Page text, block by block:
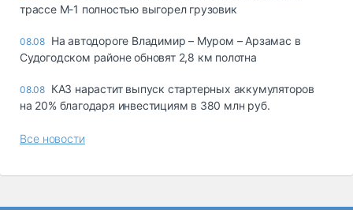
трассе М-1 полностью выгорел грузовик
08.08 На автодороге Владимир – Муром – Арзамас в
Судогодском районе обновят 2,8 км полотна
08.08 КАЗ нарастит выпуск стартерных аккумуляторов
на 20% благодаря инвестициям в 380 млн руб.
Все новости